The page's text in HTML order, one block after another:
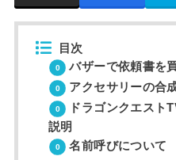
目次
バザーで依頼書を
アクセサリーの合
ドラゴンクエスト
説明
名前呼びについて